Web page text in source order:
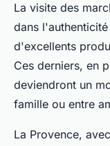
La visite des
dans
d'excellents
Ces derniers, en
deviendront un
famille ou entre
La Provence,